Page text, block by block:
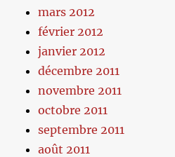
mars 2012
février 2012
janvier 2012
décembre 2011
novembre 2011
octobre 2011
septembre 2011
août 2011